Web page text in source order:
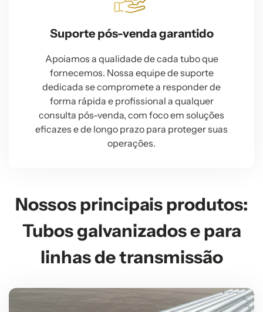
Suporte pós-venda garantido
Apoiamos a qualidade de cada tubo que
fornecemos. Nossa equipe de suporte
dedicada se compromete a responder de
forma rápida e profissional a qualquer
consulta pós-venda, com foco em soluções
eficazes e de longo prazo para proteger suas
operações.
Nossos principais produtos:
Tubos galvanizados e para
linhas de transmissão